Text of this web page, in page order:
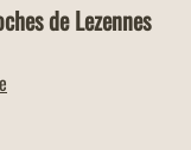
de Lezennes